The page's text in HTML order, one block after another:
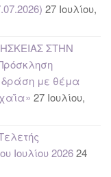
27 Ιουλίου,
ΣΤΗΝ
δράση με θέμα
27 Ιουλίου,
Ιουλίου 202624